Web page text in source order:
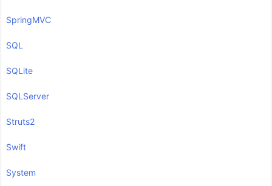
SpringMVC
SQL
SQLite
SQLServer
Struts2
Swift
System